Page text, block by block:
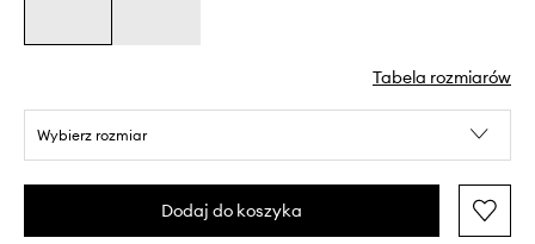
Tabela rozmiarów
Wybierz rozmiar
Dodaj do koszyka